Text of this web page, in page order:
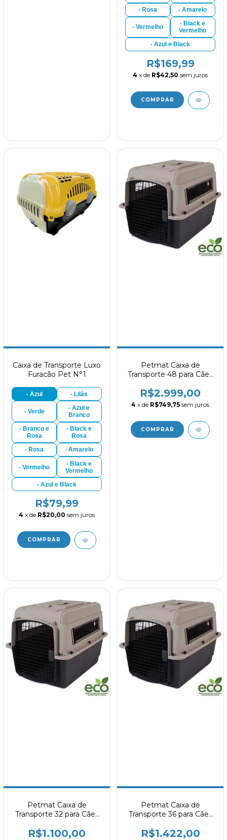
- Rosa - Amarelo
- Vermelho
- Black e
Vermelho
- Azul e Black
R$169,99
4 x de R$42,50 sem juros
Caixa de Transporte Luxo
Furacão Pet N°1
- Azul - Lilás
- Verde
- Azul e
Branco
- Branco e
Rosa
- Black e
Rosa
- Rosa
- Amarelo
- Vermelho
- Black e
Vermelho
- Azul e Black
R$79,99
4 x de R$20,00 sem juros
Petmat Caixa de
Transporte 48 para Cães
R$2.999,00
4 x de R$749,75 sem juros
Petmat Caixa de
Transporte 32 para Cães
R$1.100,00
Petmat Caixa de
Transporte 36 para Cães
R$1.422,00